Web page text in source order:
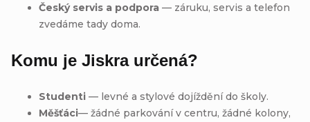
Český servis a podpora — záruku, servis a telefon
zvedáme tady doma.
Komu je Jiskra určená?
Studenti — levné a stylové dojíždění do školy.
Měšťáci— žádné parkování v centru, žádné kolony,